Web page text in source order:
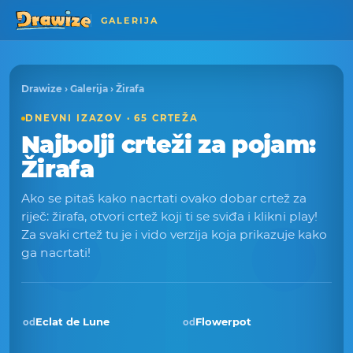
GALERIJA
Drawize › Galerija › Žirafa
DNEVNI IZAZOV · 65 CRTEŽA
Najbolji crteži za pojam:
Žirafa
Ako se pitaš kako nacrtati ovako dobar crtež za
riječ: žirafa, otvori crtež koji ti se sviđa i klikni play!
Za svaki crtež tu je i vido verzija koja prikazuje kako
ga nacrtati!
Pobjednik · svi 2026
od Eclat de Lune od Flowerpot